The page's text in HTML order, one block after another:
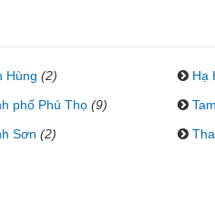
Hùng (2) Hạ
phố Phú Thọ (9)
Sơn (2)